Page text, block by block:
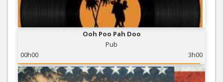
Ooh Poo Pah Doo
Pub
00h00
3h00